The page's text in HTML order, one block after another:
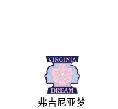
弗吉尼亚梦